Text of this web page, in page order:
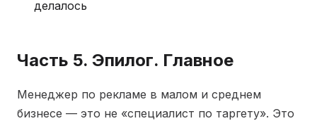
делалось
Часть 5. Эпилог. Главное
Менеджер по рекламе в малом и среднем
бизнесе — это не «специалист по таргету». Это